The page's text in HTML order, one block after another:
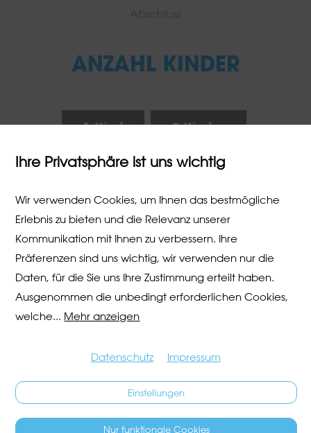
ANZAHL KINDER
1 Kind 2 Kinder
3 Kinder 4 Kinder
Ihre Privatsphäre ist uns wichtig
Wir verwenden Cookies, um Ihnen das bestmögliche
Erlebnis zu bieten und die Relevanz unserer
Kommunikation mit Ihnen zu verbessern. Ihre
Präferenzen sind uns wichtig, wir verwenden nur die
Daten, für die Sie uns Ihre Zustimmung erteilt haben.
Ausgenommen die unbedingt erforderlichen Cookies,
welche... Mehr anzeigen
Datenschutz Impressum
Einstellungen
Nur funktionale Cookies